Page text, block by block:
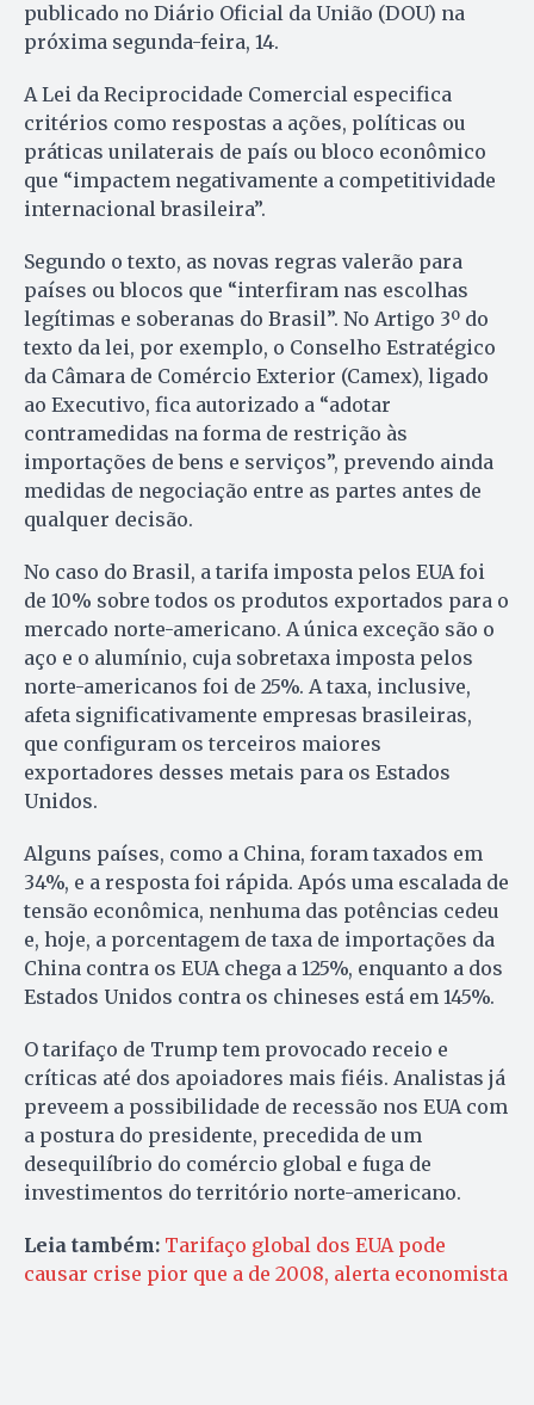
publicado no Diário Oficial da União (DOU) na
próxima segunda-feira, 14.
A Lei da Reciprocidade Comercial especifica
critérios como respostas a ações, políticas ou
práticas unilaterais de país ou bloco econômico
que “impactem negativamente a competitividade
internacional brasileira”.
Segundo o texto, as novas regras valerão para
países ou blocos que “interfiram nas escolhas
legítimas e soberanas do Brasil”. No Artigo 3º do
texto da lei, por exemplo, o Conselho Estratégico
da Câmara de Comércio Exterior (Camex), ligado
ao Executivo, fica autorizado a “adotar
contramedidas na forma de restrição às
importações de bens e serviços”, prevendo ainda
medidas de negociação entre as partes antes de
qualquer decisão.
No caso do Brasil, a tarifa imposta pelos EUA foi
de 10% sobre todos os produtos exportados para o
mercado norte-americano. A única exceção são o
aço e o alumínio, cuja sobretaxa imposta pelos
norte-americanos foi de 25%. A taxa, inclusive,
afeta significativamente empresas brasileiras,
que configuram os terceiros maiores
exportadores desses metais para os Estados
Unidos.
Alguns países, como a China, foram taxados em
34%, e a resposta foi rápida. Após uma escalada de
tensão econômica, nenhuma das potências cedeu
e, hoje, a porcentagem de taxa de importações da
China contra os EUA chega a 125%, enquanto a dos
Estados Unidos contra os chineses está em 145%.
O tarifaço de Trump tem provocado receio e
críticas até dos apoiadores mais fiéis. Analistas já
preveem a possibilidade de recessão nos EUA com
a postura do presidente, precedida de um
desequilíbrio do comércio global e fuga de
investimentos do território norte-americano.
Leia também: Tarifaço global dos EUA pode
causar crise pior que a de 2008, alerta economista